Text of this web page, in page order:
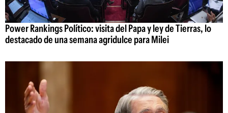
Power Rankings Político: visita del Papa y ley de Tierras, lo
destacado de una semana agridulce para Milei